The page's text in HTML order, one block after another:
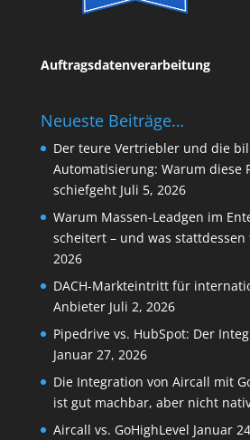
Auftragsdatenverarbeitung
Neueste Beiträge…
Der teure Vertriebler und die
Automatisierung: Warum diese
schiefgeht Juli 5, 2026
Warum Massen-Leadgen im
scheitert – und was
2026
DACH-Markteintritt für
Anbieter Juli 2, 2026
Pipedrive vs. HubSpot: Der
Januar 27, 2026
Die Integration von Aircall mit
ist gut machbar, aber nicht
Aircall vs. GoHighLevel Januar